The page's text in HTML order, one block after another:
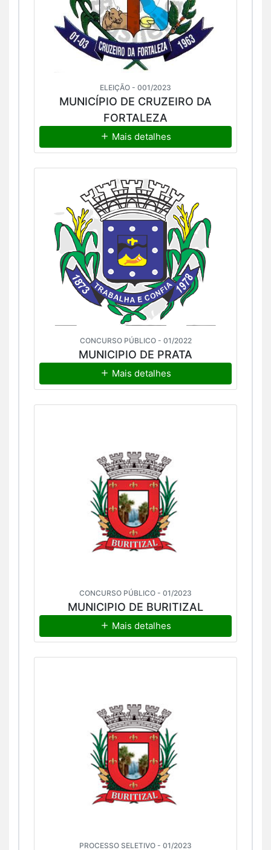
ELEIÇÃO - 001/2023
MUNICÍPIO DE CRUZEIRO DA
FORTALEZA
Mais detalhes
CONCURSO PÚBLICO - 01/2022
MUNICIPIO DE PRATA
Mais detalhes
CONCURSO PÚBLICO - 01/2023
MUNICIPIO DE BURITIZAL
Mais detalhes
PROCESSO SELETIVO - 01/2023